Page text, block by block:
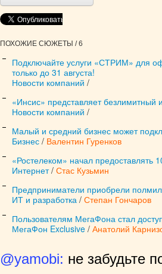
ПОХОЖИЕ СЮЖЕТЫ / 6
Подключайте услуги «СТРИМ» для
только до 31 августа!
Новости компаний /
«Инсис» представляет безлимитный
Новости компаний /
Малый и средний бизнес может
Бизнес / Валентин Гуренков
«Ростелеком» начал предоставлять
Интернет/ Стас Кузьмин
Предприниматели приобрели
ИТ и разработка / Степан Гончаров
Пользователям МегаФона стал
МегаФон Exclusive / Анатолий
@yamobi: не забудьте